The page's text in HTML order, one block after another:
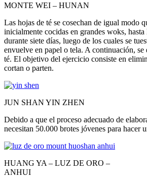
MONTE WEI – HUNAN
Las hojas de té se cosechan de igual modo
inicialmente cocidas en grandes woks,
durante siete días, luego de los cuales se
envuelve en papel o tela. A continuación, se
té. El objetivo del ejercicio consiste en
cortan o parten.
JUN SHAN YIN ZHEN
Debido a que el proceso adecuado de
necesitan 50.000 brotes jóvenes para
HUANG YA – LUZ DE ORO –
ANHUI